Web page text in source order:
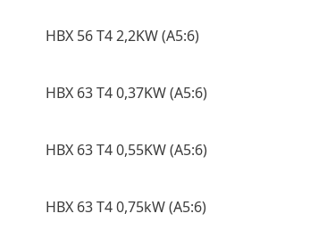
HBX 56 T4 2,2KW (A5:6)
HBX 63 T4 0,37KW (A5:6)
HBX 63 T4 0,55KW (A5:6)
HBX 63 T4 0,75kW (A5:6)